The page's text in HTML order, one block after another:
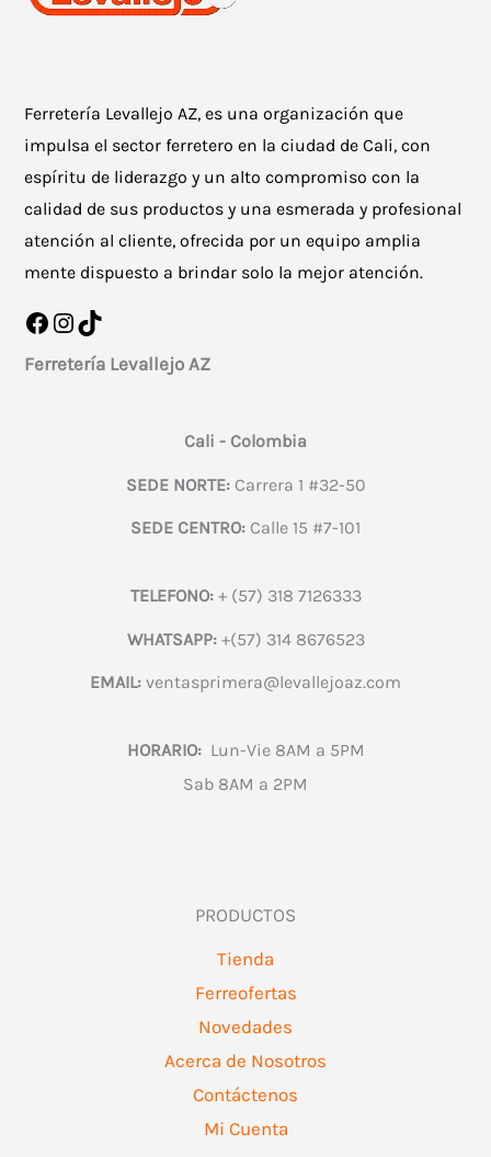
Ferretería Levallejo AZ, es una organización que
impulsa el sector ferretero en la ciudad de Cali, con
espíritu de liderazgo y un alto compromiso con la
calidad de sus productos y una esmerada y profesional
atención al cliente, ofrecida por un equipo amplia
mente dispuesto a brindar solo la mejor atención.
Facebook
Instagram
TikTok
Ferretería Levallejo AZ
Cali - Colombia
SEDE NORTE:Carrera 1 #32-50
SEDE CENTRO: Calle 15 #7-101
TELEFONO:+ (57) 318 7126333
WHATSAPP:+(57) 314 8676523
EMAIL: ventasprimera@levallejoaz.com
HORARIO:Lun-Vie 8AM a 5PM
Sab 8AM a 2PM
PRODUCTOS
Tienda
Ferreofertas
Novedades
Acerca de Nosotros
Contáctenos
Mi Cuenta